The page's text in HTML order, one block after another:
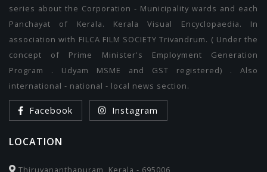
series about the Corporation - Municipality wards and each
Panchayat of Kerala. Kerala Visual Encyclopaedia. In
association with FILCA FILM SOCIETY Trivandrum. ( Under the
concept of Prime Minister's Employment Generation
Program . Udyam MSME and GST registered) . Also
international - national - local news section.
Facebook Instagram
LOCATION
Thiruvananthapuram, Kerala - 695006